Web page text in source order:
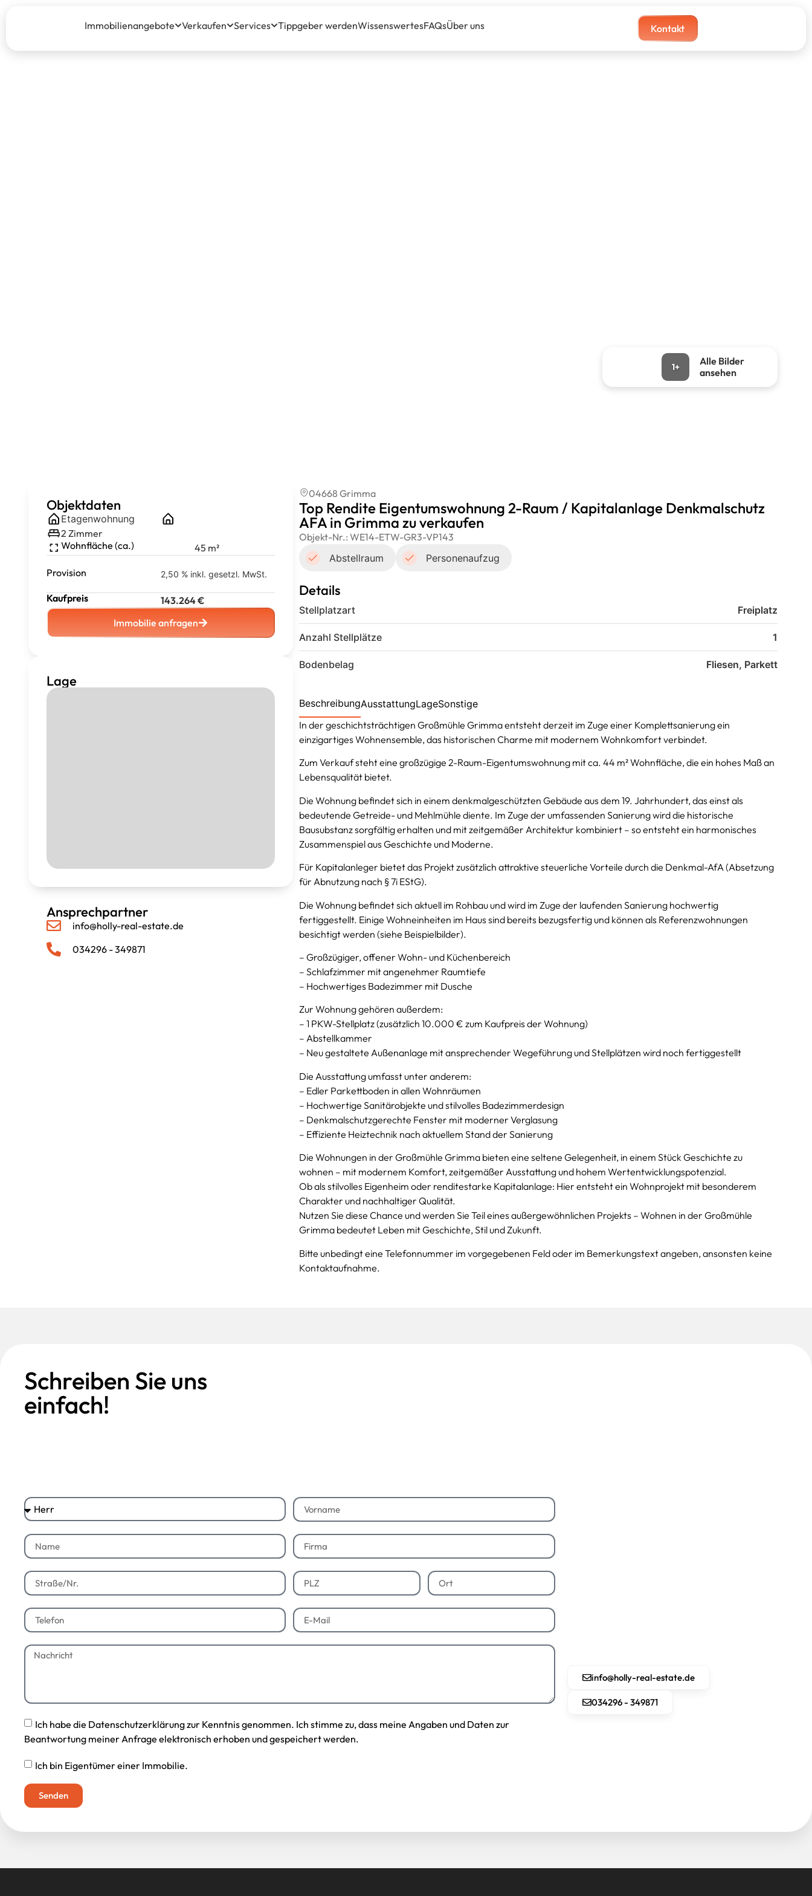
Immobilienangebote Verkaufen Services Tippgeber werdenWissenswertesFAQsÜber uns Kontakt
1+
Alle Bilder
ansehen
Objektdaten
Etagenwohnung
2 Zimmer
Wohnfläche (ca.)
45 m²
Provision 2,50 % inkl. gesetzl. MwSt.
Kaufpreis 143.264€
Immobilie anfragen
Lage
Ansprechpartner
info@holly-real-estate.de
034296 - 349871
04668 Grimma
Top Rendite Eigentumswohnung 2-Raum / Kapitalanlage Denkmalschutz
AFA in Grimma zu verkaufen
Objekt-Nr.: WE14-ETW-GR3-VP143
Abstellraum
Personenaufzug
Details
Stellplatzart Freiplatz
Anzahl Stellplätze 1
Bodenbelag Fliesen, Parkett
BeschreibungAusstattungLageSonstige
In der geschichtsträchtigen Großmühle Grimma entsteht derzeit im Zuge einer Komplettsanierung ein
einzigartiges Wohnensemble, das historischen Charme mit modernem Wohnkomfort verbindet.
Zum Verkauf steht eine großzügige 2-Raum-Eigentumswohnung mit ca. 44 m² Wohnfläche, die ein hohes Maß an
Lebensqualität bietet.
Die Wohnung befindet sich in einem denkmalgeschützten Gebäude aus dem 19. Jahrhundert, das einst als
bedeutende Getreide- und Mehlmühle diente. Im Zuge der umfassenden Sanierung wird die historische
Bausubstanz sorgfältig erhalten und mit zeitgemäßer Architektur kombiniert – so entsteht ein harmonisches
Zusammenspiel aus Geschichte und Moderne.
Für Kapitalanleger bietet das Projekt zusätzlich attraktive steuerliche Vorteile durch die Denkmal-AfA (Absetzung
für Abnutzung nach § 7i EStG).
Die Wohnung befindet sich aktuell im Rohbau und wird im Zuge der laufenden Sanierung hochwertig
fertiggestellt. Einige Wohneinheiten im Haus sind bereits bezugsfertig und können als Referenzwohnungen
besichtigt werden (siehe Beispielbilder).
– Großzügiger, offener Wohn- und Küchenbereich
– Schlafzimmer mit angenehmer Raumtiefe
– Hochwertiges Badezimmer mit Dusche
Zur Wohnung gehören außerdem:
– 1 PKW-Stellplatz (zusätzlich 10.000 € zum Kaufpreis der Wohnung)
– Abstellkammer
– Neu gestaltete Außenanlage mit ansprechender Wegeführung und Stellplätzen wird noch fertiggestellt
Die Ausstattung umfasst unter anderem:
– Edler Parkettboden in allen Wohnräumen
– Hochwertige Sanitärobjekte und stilvolles Badezimmerdesign
– Denkmalschutzgerechte Fenster mit moderner Verglasung
– Effiziente Heiztechnik nach aktuellem Stand der Sanierung
Die Wohnungen in der Großmühle Grimma bieten eine seltene Gelegenheit, in einem Stück Geschichte zu
wohnen – mit modernem Komfort, zeitgemäßer Ausstattung und hohem Wertentwicklungspotenzial.
Ob als stilvolles Eigenheim oder renditestarke Kapitalanlage: Hier entsteht ein Wohnprojekt mit besonderem
Charakter und nachhaltiger Qualität.
Nutzen Sie diese Chance und werden Sie Teil eines außergewöhnlichen Projekts – Wohnen in der Großmühle
Grimma bedeutet Leben mit Geschichte, Stil und Zukunft.
Bitte unbedingt eine Telefonnummer im vorgegebenen Feld oder im Bemerkungstext angeben, ansonsten keine
Kontaktaufnahme.
Schreiben Sie uns
einfach!
Ich habe die Datenschutzerklärung zur Kenntnis genommen. Ich stimme zu, dass meine Angaben und Daten zur
Beantwortung meiner Anfrage elektronisch erhoben und gespeichert werden.
Ich bin Eigentümer einer Immobilie.
Senden
info@holly-real-estate.de
034296 - 349871